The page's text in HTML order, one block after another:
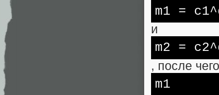
m1 =
и
m2 =
, после
m1